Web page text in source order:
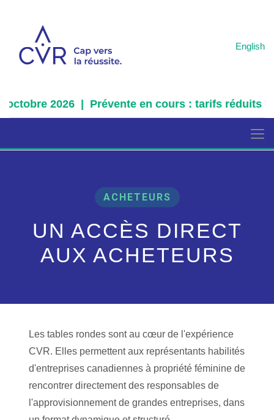
English
2026 | Prévente en cours : tarifs réduits
ACHETEURS
UN ACCÈS DIRECT
AUX ACHETEURS
Les tables rondes sont au cœur de l'expérience
CVR. Elles permettent aux représentants habilités
d'entreprises canadiennes à propriété féminine de
rencontrer directement des responsables de
l'approvisionnement de grandes entreprises, dans